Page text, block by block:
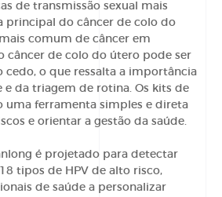
de transmissão sexual mais
principal do câncer de colo do
comum de câncer em
câncer de colo do útero pode ser
cedo, o que ressalta a importância
e da triagem de rotina. Os kits de
uma ferramenta simples e direta
e orientar a gestão da saúde.
é projetado para detectar
tipos de HPV de alto risco,
de saúde a personalizar